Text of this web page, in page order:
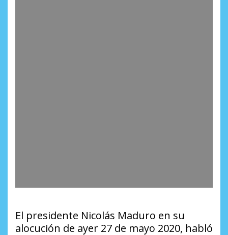
El presidente Nicolás Maduro en su
alocución de ayer 27 de mayo 2020, habló